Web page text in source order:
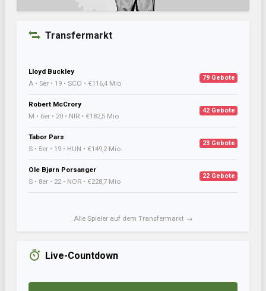
Transfermarkt
Lloyd Buckley
A • 5er • 19 • SCO • €116,4 Mio
79 Gebote
Robert McCrory
M • 6er • 20 • NIR • €182,5 Mio
42 Gebote
Tabor Pars
S • 5er • 19 • HUN • €149,2 Mio
23 Gebote
Ole Bjørn Porsanger
S • 8er • 22 • NOR • €228,7 Mio
22 Gebote
Alle Spieler auf dem Transfermarkt →
Live-Countdown